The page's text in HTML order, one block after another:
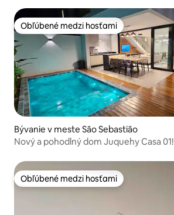
Obľúbené medzi hosťami
Obľúbené medzi hosťami
Bývanie v meste São Sebastião
Nový a pohodlný dom Juquehy Casa 01!
Obľúbené medzi hosťami
Obľúbené medzi hosťami